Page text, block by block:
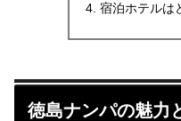
宿泊ホテルは
徳島ナンパの魅力